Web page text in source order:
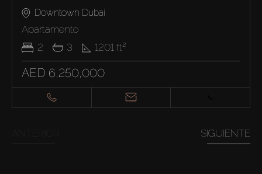
Downtown Dubai
Apartamento
2
3 1201 ft²
AED 6,250,000
SIGUIENTE